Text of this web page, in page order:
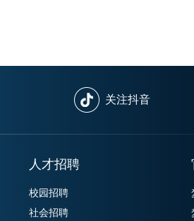
关注抖音
人才招聘
校园招聘
社会招聘